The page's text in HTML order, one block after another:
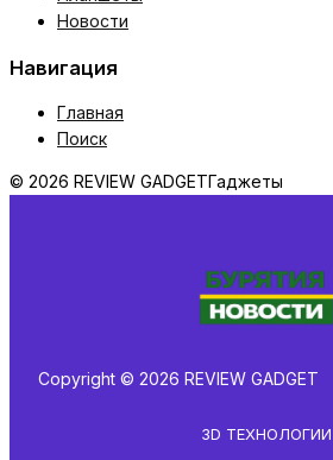
Новости
Навигация
Главная
Поиск
© 2026 REVIEW GADGETГаджеты
Copyright © 2026 REVIEW GADGET
3D ТЕХНОЛОГИИ